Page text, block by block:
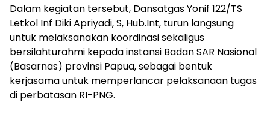
Dalam kegiatan tersebut, Dansatgas Yonif 122/TS
Letkol Inf Diki Apriyadi, S, Hub.Int, turun langsung
untuk melaksanakan koordinasi sekaligus
bersilahturahmi kepada instansi Badan SAR Nasional
(Basarnas) provinsi Papua, sebagai bentuk
kerjasama untuk memperlancar pelaksanaan tugas
di perbatasan RI-PNG.